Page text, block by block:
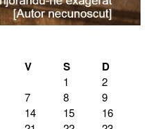
V S D
1
2
7 8
9
14 15
16